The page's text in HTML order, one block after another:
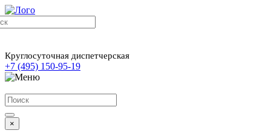
Круглосуточная диспетчерская
+7 (495) 150-95-19
×